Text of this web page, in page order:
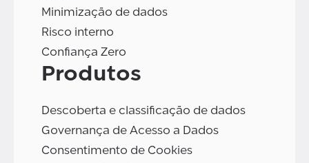
Minimização de dados
Risco interno
Confiança Zero
Produtos
Descoberta e classificação de dados
Governança de Acesso a Dados
Consentimento de Cookies